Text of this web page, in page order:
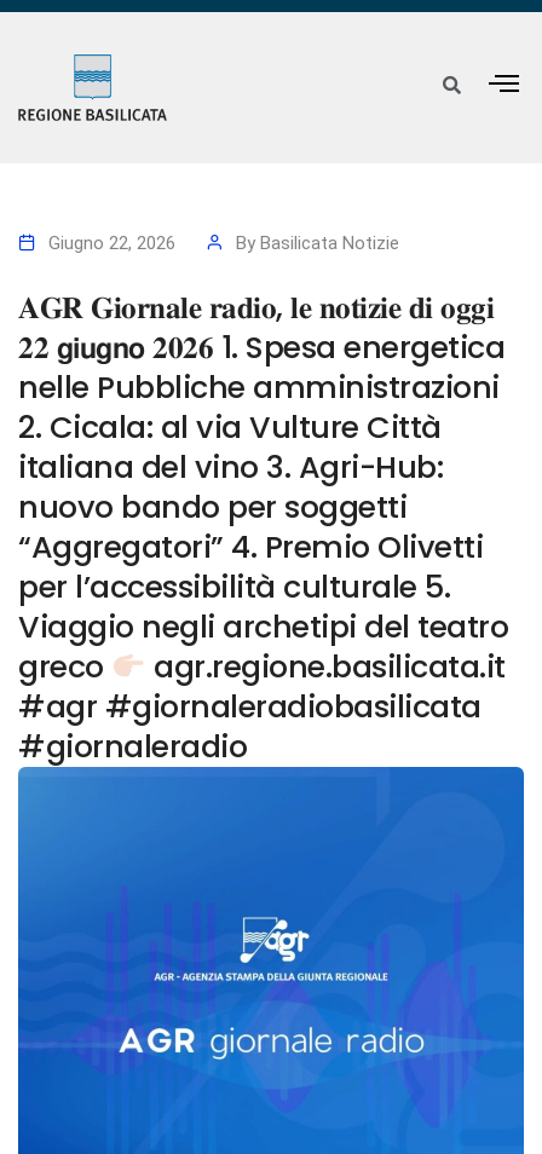
Giugno 22, 2026 By Basilicata Notizie
𝐀𝐆𝐑 𝐆𝐢𝐨𝐫𝐧𝐚𝐥𝐞 𝐫𝐚𝐝𝐢𝐨, 𝐥𝐞 𝐧𝐨𝐭𝐢𝐳𝐢𝐞 𝐝𝐢 𝐨𝐠𝐠𝐢
𝟐𝟐 𝗴𝗶𝘂𝗴𝗻𝗼 𝟐𝟎𝟐𝟔 1. Spesa energetica
nelle Pubbliche amministrazioni
2. Cicala: al via Vulture Città
italiana del vino 3. Agri-Hub:
nuovo bando per soggetti
“Aggregatori” 4. Premio Olivetti
per l’accessibilità culturale 5.
Viaggio negli archetipi del teatro
greco
agr.regione.basilicata.it
#agr #giornaleradiobasilicata
#giornaleradio